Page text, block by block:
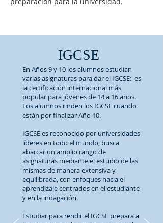
IGCSE
En Años 9 y 10 los alumnos estudian
varias asignaturas para dar el IGCSE: es
la certificación internacional más
popular para jóvenes de 14 a 16 años.
Los alumnos rinden los IGCSE cuando
están por finalizar Año 10.
IGCSE es reconocido por universidades
líderes en todo el mundo; busca
abarcar un amplio rango de
asignaturas mediante el estudio de las
mismas de manera extensiva y
equilibrada, con enfoques hacia el
aprendizaje centrados en el estudiante
y en la indagación.
Estudiar para rendir el IGCSE prepara a